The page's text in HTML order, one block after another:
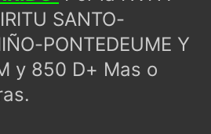
SANTO-
PONTEDEUME Y
y 850 D+ Mas o